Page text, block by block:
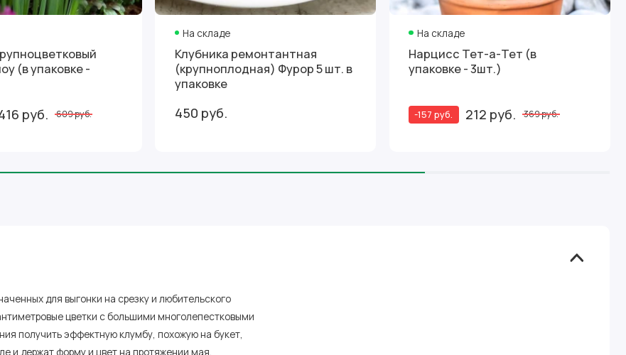
(в упаковке -
руб. 609 руб.
На складе
Клубника ремонтантная
(крупноплодная) Фурор 5 шт. в
упаковке
450 руб.
На складе
Нарцисс Тет-а-Тет (в
упаковке - 3шт.)
-157 руб. 212 руб. 369 руб.
для выгонки на срезку и любительского
цветки с большими многолепестковыми
получить эффектную клумбу, похожую на букет,
и держат форму и цвет на протяжении мая.